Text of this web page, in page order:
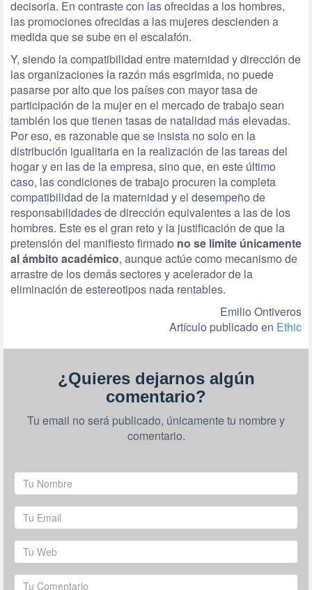
decisoria. En contraste con las ofrecidas a los hombres,
las promociones ofrecidas a las mujeres descienden a
medida que se sube en el escalafón.
Y, siendo la compatibilidad entre maternidad y dirección de
las organizaciones la razón más esgrimida, no puede
pasarse por alto que los países con mayor tasa de
participación de la mujer en el mercado de trabajo sean
también los que tienen tasas de natalidad más elevadas.
Por eso, es razonable que se insista no solo en la
distribución igualitaria en la realización de las tareas del
hogar y en las de la empresa, sino que, en este último
caso, las condiciones de trabajo procuren la completa
compatibilidad de la maternidad y el desempeño de
responsabilidades de dirección equivalentes a las de los
hombres. Este es el gran reto y la justificación de que la
pretensión del manifiesto firmado no se limite únicamente
al ámbito académico, aunque actúe como mecanismo de
arrastre de los demás sectores y acelerador de la
eliminación de estereotipos nada rentables.
Emilio Ontiveros
Artículo publicado en Ethic
¿Quieres dejarnos algún
comentario?
Tu email no será publicado, únicamente tu nombre y
comentario.